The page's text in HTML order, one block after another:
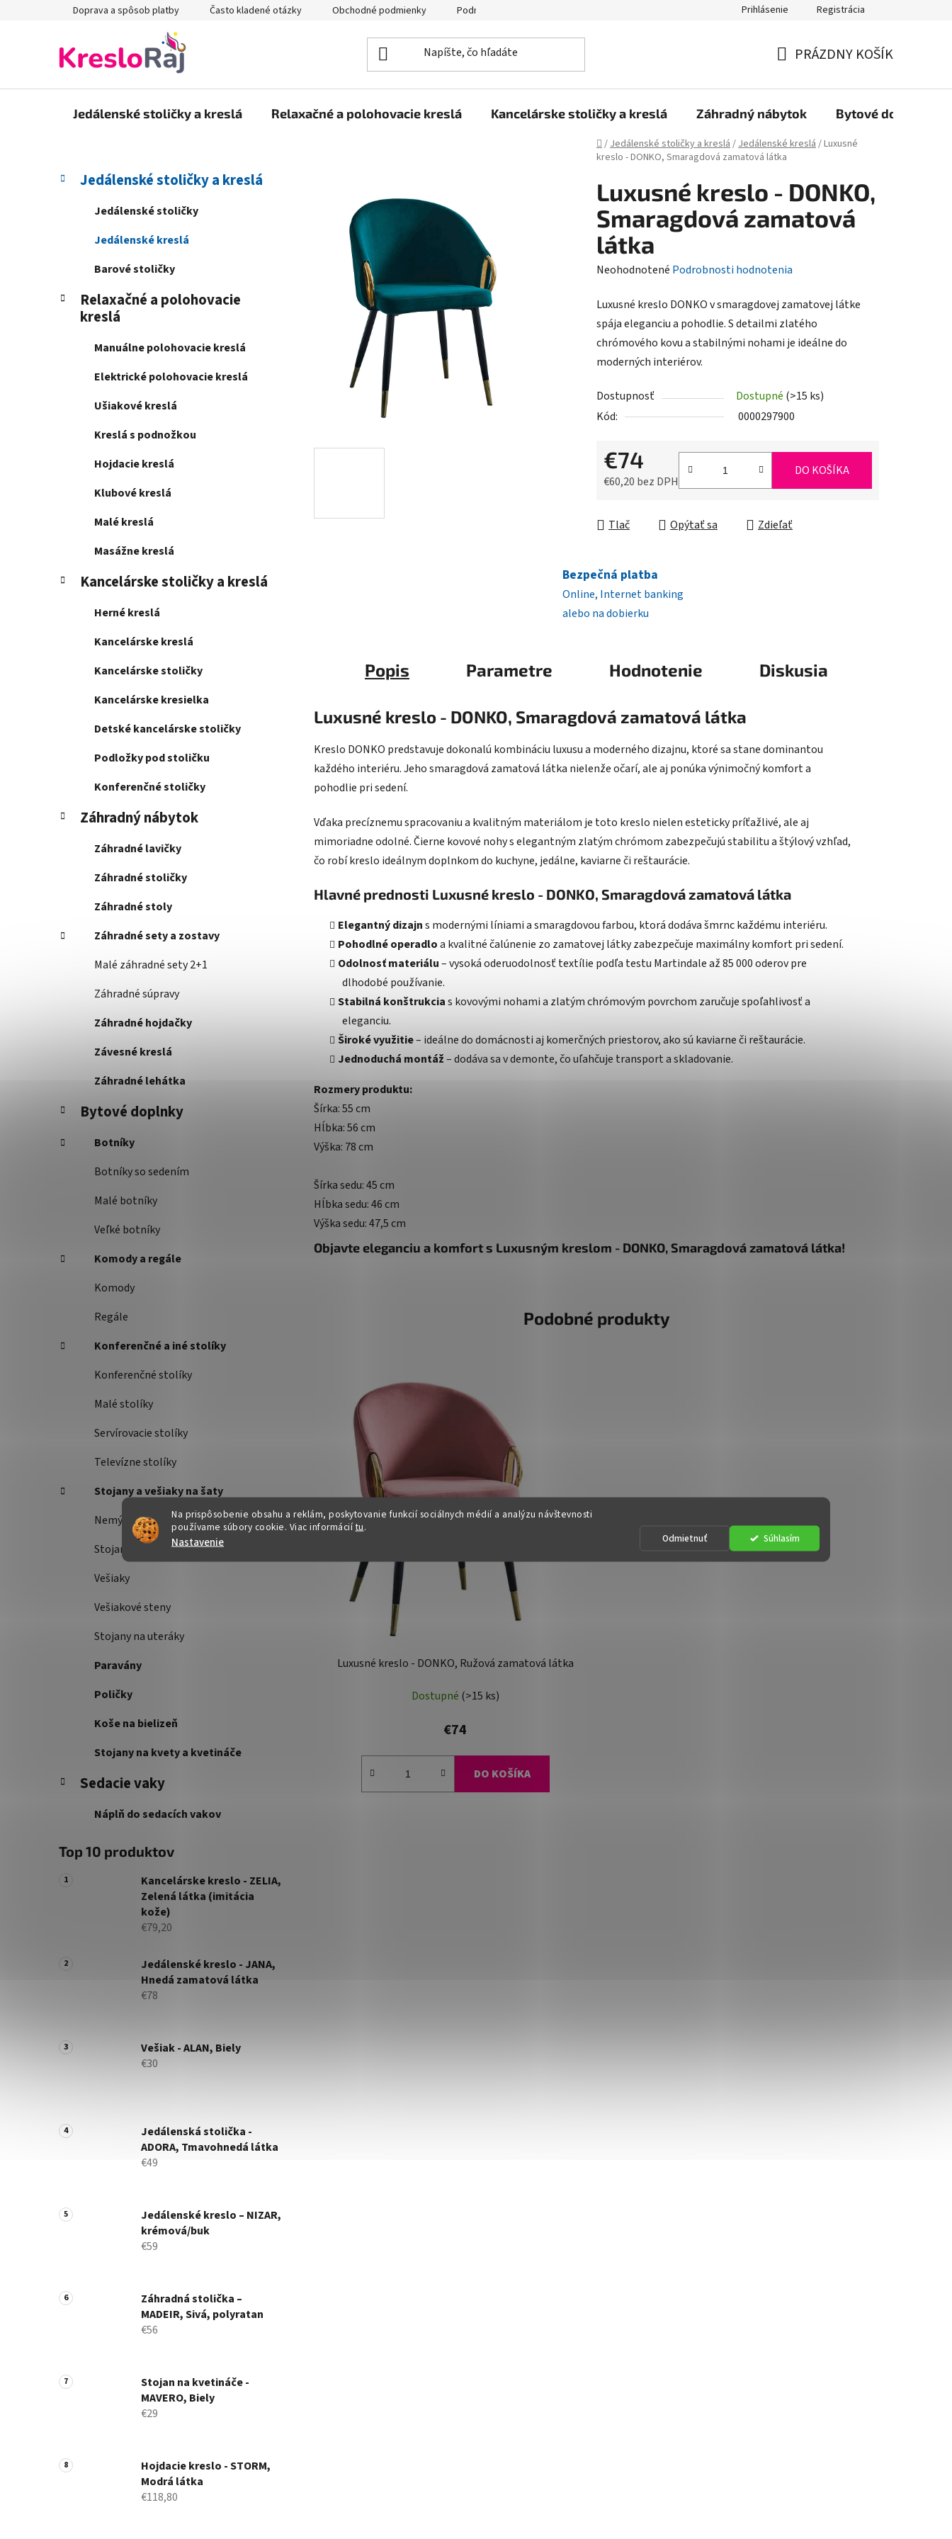
Na prispôsobenie obsahu a reklám, poskytovanie funkcií sociálnych médií a analýzu návštevnosti
používame súbory cookie. Viac informáciítu.
Nastavenie Odmietnuť Súhlasím
Doprava a spôsob platby Často kladené otázky Obchodné podmienky Podmienky ochrany osobných údajov Reklamačný poriadok, Záručné podmienky Reklamačný formulár
Prihlásenie Registrácia
KOŠÍK
PRÁZDNY KOŠÍK
Jedálenské stoličky a kreslá Relaxačné a polohovacie kreslá Kancelárske stoličky a kreslá Záhradný nábytok Bytové doplnky
Domov
/Jedálenské stoličky a kreslá/Jedálenské kreslá/Luxusné
kreslo - DONKO, Smaragdová zamatová látka
B
n
Preskočiť
kategórie
K
a
e
Jedálenské stoličky a kreslá
Jedálenské stoličky
Jedálenské kreslá
Barové stoličky
Relaxačné a polohovacie
kreslá
Manuálne polohovacie kreslá
Elektrické polohovacie kreslá
Ušiakové kreslá
Kreslá s podnožkou
Hojdacie kreslá
Klubové kreslá
Malé kreslá
Masážne kreslá
Kancelárske stoličky a kreslá
Herné kreslá
Kancelárske kreslá
Kancelárske stoličky
Kancelárske kresielka
Detské kancelárske stoličky
Podložky pod stoličku
Konferenčné stoličky
Záhradný nábytok
Záhradné lavičky
Záhradné stoličky
Záhradné stoly
Záhradné sety a zostavy
Malé záhradné sety 2+1
Záhradné súpravy
Záhradné hojdačky
Závesné kreslá
Záhradné lehátka
Bytové doplnky
Botníky
Botníky so sedením
Malé botníky
Veľké botníky
Komody a regále
Komody
Regále
Konferenčné a iné stolíky
Konferenčné stolíky
Malé stolíky
Servírovacie stolíky
Televízne stolíky
Stojany a vešiaky na šaty
Nemý sluha
Stojany na šaty
Vešiaky
Vešiakové steny
Stojany na uteráky
Paravány
Poličky
Koše na bielizeň
Stojany na kvety a kvetináče
Sedacie vaky
Náplň do sedacích vakov
Top 10 produktov
Kancelárske kreslo - ZELIA,
Zelená látka (imitácia
kože)
€79,20
Jedálenské kreslo - JANA,
Hnedá zamatová látka
€78
Vešiak - ALAN, Biely
€30
Jedálenská stolička -
ADORA, Tmavohnedá látka
€49
Jedálenské kreslo – NIZAR,
krémová/buk
€59
Záhradná stolička –
MADEIR, Sivá, polyratan
€56
Stojan na kvetináče -
MAVERO, Biely
€29
Hojdacie kreslo - STORM,
Modrá látka
€118,80
Luxusné kreslo - DONKO,
Smaragdová zamatová
látka
Priemerné
produktu
je
0,0
z
hviezdičiek.
Neohodnotené Podrobnosti hodnotenia
Luxusné kreslo DONKO v smaragdovej zamatovej látke
spája eleganciu a pohodlie. S detailmi zlatého
chrómového kovu a stabilnými nohami je ideálne do
moderných interiérov.
Dostupnosť Dostupné (>15 ks)
Kód:
0000297900
€74
€60,20 bez DPH
DO KOŠÍKA
Tlač Opýtať sa Zdieľať
Bezpečná platba
Online, Internet banking
alebo na dobierku
Popis Parametre Hodnotenie Diskusia
Luxusné kreslo - DONKO, Smaragdová zamatová látka
Kreslo DONKO predstavuje dokonalú kombináciu luxusu a moderného dizajnu, ktoré sa stane dominantou
každého interiéru. Jeho smaragdová zamatová látka nielenže očarí, ale aj ponúka výnimočný komfort a
pohodlie pri sedení.
Vďaka precíznemu spracovaniu a kvalitným materiálom je toto kreslo nielen esteticky príťažlivé, ale aj
mimoriadne odolné. Čierne kovové nohy s elegantným zlatým chrómom zabezpečujú stabilitu a štýlový vzhľad,
čo robí kreslo ideálnym doplnkom do kuchyne, jedálne, kaviarne či reštaurácie.
Hlavné prednosti Luxusné kreslo - DONKO, Smaragdová zamatová látka
Elegantný dizajns modernými líniami a smaragdovou farbou, ktorá dodáva šmrnc každému interiéru.
Pohodlné operadloa kvalitné čalúnenie zo zamatovej látky zabezpečuje maximálny komfort pri sedení.
Odolnosť materiálu– vysoká oderuodolnosť textílie podľa testu Martindale až 85 000 oderov pre
dlhodobé používanie.
Stabilná konštrukcias kovovými nohami a zlatým chrómovým povrchom zaručuje spoľahlivosť a
eleganciu.
Široké využitie– ideálne do domácnosti aj komerčných priestorov, ako sú kaviarne či reštaurácie.
Jednoduchá montáž– dodáva sa v demonte, čo uľahčuje transport a skladovanie.
Rozmery produktu:
Šírka: 55 cm
Hĺbka: 56 cm
Výška: 78 cm
Šírka sedu: 45 cm
Hĺbka sedu: 46 cm
Výška sedu: 47,5 cm
Objavte eleganciu a komfort s Luxusným kreslom - DONKO, Smaragdová zamatová látka!
Podobné produkty
Luxusné kreslo - DONKO, Ružová zamatová látka
Dostupné (>15 ks)
€74
DO KOŠÍKA